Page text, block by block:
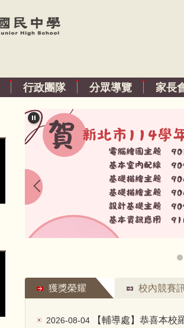
行政團隊 分眾導覽 家長
:::
獲獎榮耀 校內競賽
2026-08-04
【輔導處】恭喜本